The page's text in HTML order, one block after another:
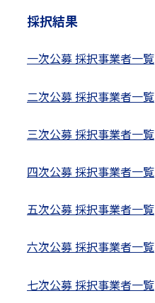
採択結果
一次公募 採択事業者一覧
二次公募 採択事業者一覧
三次公募 採択事業者一覧
四次公募 採択事業者一覧
五次公募 採択事業者一覧
六次公募 採択事業者一覧
七次公募 採択事業者一覧